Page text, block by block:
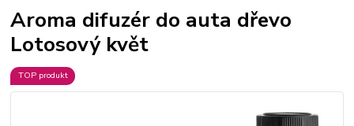
Aroma difuzér do auta dřevo
Lotosový květ
TOP produkt